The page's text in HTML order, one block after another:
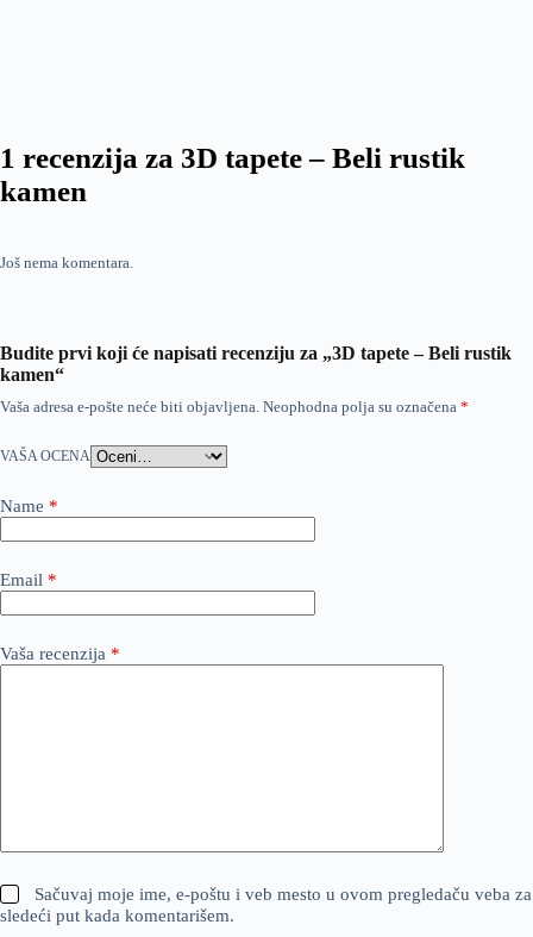
1 recenzija za 3D tapete – Beli rustik
kamen
Još nema komentara.
Budite prvi koji će napisati recenziju za „3D tapete – Beli rustik
kamen“
Vaša adresa e-pošte neće biti objavljena. Neophodna polja su označena *
VAŠA OCENA
Name *
Email *
Vaša recenzija *
Sačuvaj moje ime, e-poštu i veb mesto u ovom pregledaču veba za
sledeći put kada komentarišem.